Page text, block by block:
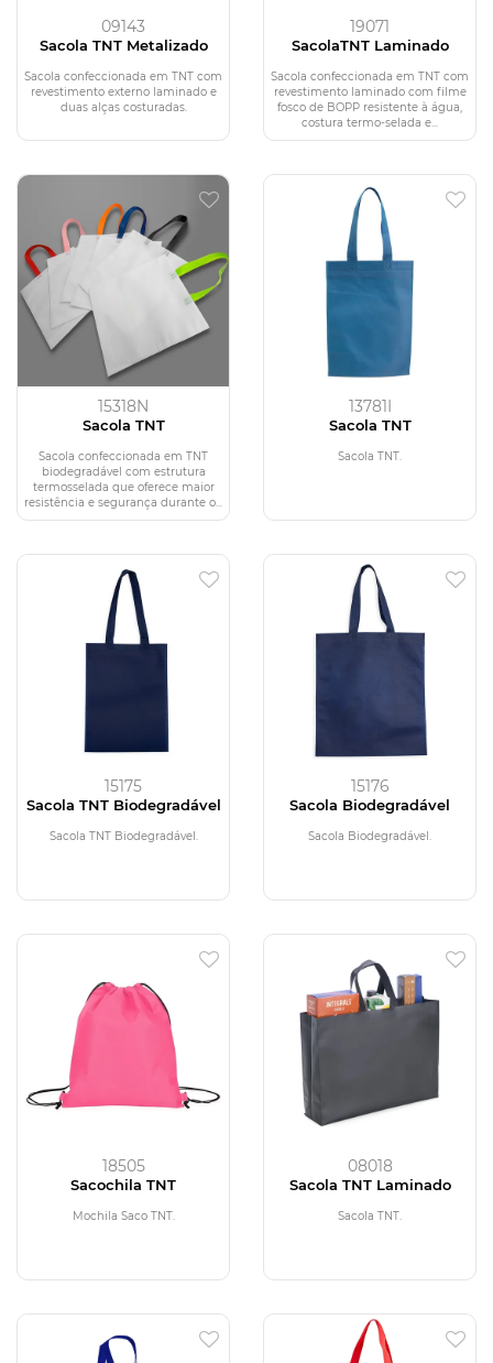
09143
Sacola TNT Metalizado
Sacola confeccionada em TNT com
revestimento externo laminado e
duas alças costuradas.
19071
SacolaTNT Laminado
Sacola confeccionada em TNT com
revestimento laminado com filme
fosco de BOPP resistente à água,
costura termo-selada e...
15318N
Sacola TNT
Sacola confeccionada em TNT
biodegradável com estrutura
termosselada que oferece maior
resistência e segurança durante o...
13781I
Sacola TNT
Sacola TNT.
15175
Sacola TNT Biodegradável
Sacola TNT Biodegradável.
15176
Sacola Biodegradável
Sacola Biodegradável.
18505
Sacochila TNT
Mochila Saco TNT.
08018
Sacola TNT Laminado
Sacola TNT.